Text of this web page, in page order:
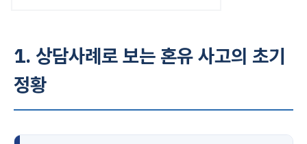
1. 상담사례로 보는 혼유 사고의 초기
정황